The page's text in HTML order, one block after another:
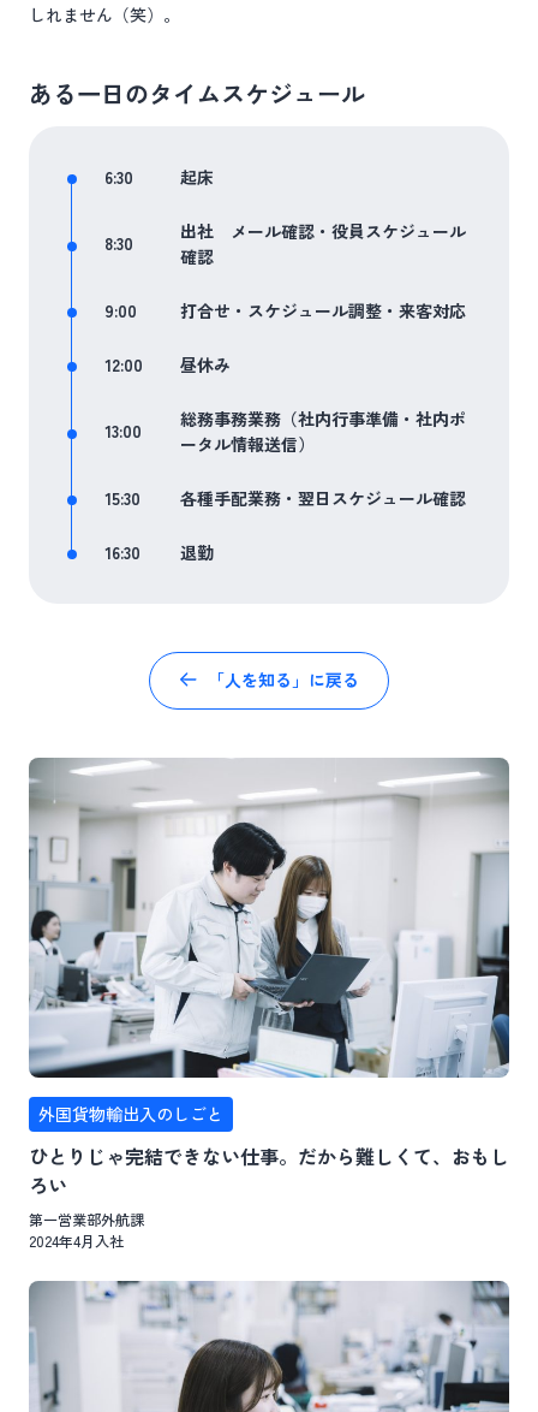
しれません（笑）。
ある一日のタイムスケジュール
6:30 起床
8:30
出社 メール確認・役員スケジュール
確認
9:00 打合せ・スケジュール調整・来客対応
12:00 昼休み
13:00
総務事務業務（社内行事準備・社内ポ
ータル情報送信）
15:30 各種手配業務・翌日スケジュール確認
16:30 退勤
「人を知る」に戻る
外国貨物輸出入のしごと
ひとりじゃ完結できない仕事。だから難しくて、おもし
ろい
第一営業部外航課
2024年4月入社